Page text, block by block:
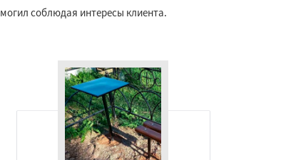
соблюдая интересы клиента.